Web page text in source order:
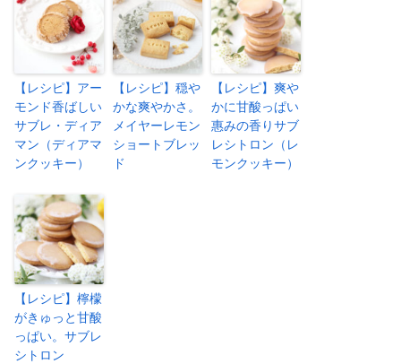
【レシピ】アー
モンド香ばしい
サブレ・ディア
マン（ディアマ
ンクッキー）
【レシピ】穏や
かな爽やかさ。
メイヤーレモン
ショートブレッ
ド
【レシピ】爽や
かに甘酸っぱい
惠みの香りサブ
レシトロン（レ
モンクッキー）
【レシピ】檸檬
がきゅっと甘酸
っぱい。サブレ
シトロン